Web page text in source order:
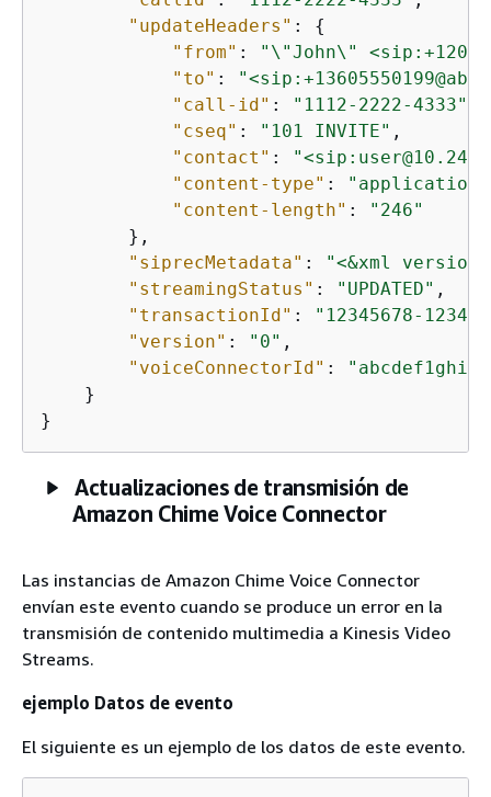
"updateHeaders" : {
"from" :
"\"John\"
"to" :
"call-id" : "1112-2222-4333"
"cseq" : "101 INVITE" ,
"contact" :
"content-type" :
"application/
"content-length" :
"246"
        },
"siprecMetadata" :
"<&xml
"streamingStatus" : "UPDATED" ,
"transactionId" :
"12345678-1234-
"version" : "0" ,
"voiceConnectorId" :
    }
}
Actualizaciones de transmisión de
Amazon Chime Voice Connector
Las instancias de Amazon Chime Voice Connector
envían este evento cuando se produce un error en la
transmisión de contenido multimedia a Kinesis Video
Streams.
ejemplo Datos de evento
El siguiente es un ejemplo de los datos de este evento.